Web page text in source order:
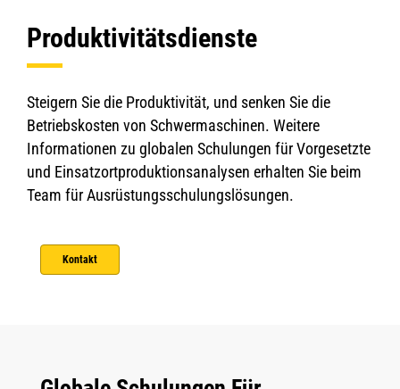
Produktivitätsdienste
Steigern Sie die Produktivität, und senken Sie die
Betriebskosten von Schwermaschinen. Weitere
Informationen zu globalen Schulungen für Vorgesetzte
und Einsatzortproduktionsanalysen erhalten Sie beim
Team für Ausrüstungsschulungslösungen.
Kontakt